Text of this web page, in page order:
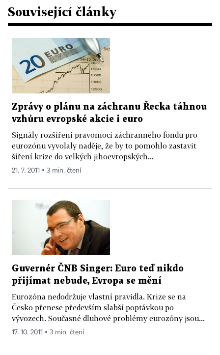
Související články
Zprávy o plánu na záchranu Řecka táhnou
vzhůru evropské akcie i euro
Signály rozšíření pravomocí záchranného fondu pro
eurozónu vyvolaly naděje, že by to pomohlo zastavit
šíření krize do velkých jihoevropských...
21. 7. 2011 ▪ 3 min. čtení
Guvernér ČNB Singer: Euro teď nikdo
přijímat nebude, Evropa se mění
Eurozóna nedodržuje vlastní pravidla. Krize se na
Česko přenese především slabší poptávkou po
vývozech. Současné dluhové problémy eurozóny jsou...
17. 10. 2011 ▪ 3 min. čtení